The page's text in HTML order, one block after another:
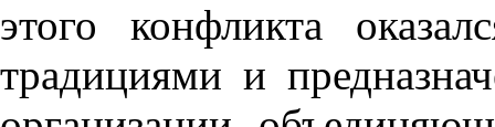
этого конфликта
традициями и